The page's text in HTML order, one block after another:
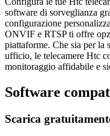
software di sorveglianza
configurazione
ONVIF e RTSP ti offre
piattaforme. Che sia per la
ufficio, le telecamere Htc
monitoraggio affidabile e
Software
Scarica